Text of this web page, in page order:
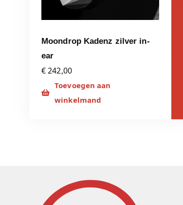
Moondrop Kadenz zilver in-
ear
€ 242,00
Toevoegen aan
winkelmand